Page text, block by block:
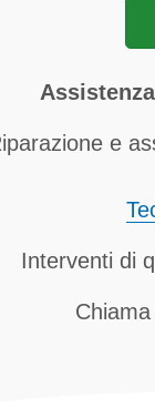
e
Interventi di